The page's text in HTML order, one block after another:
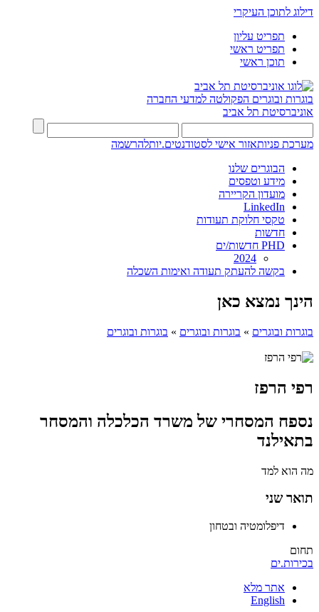
דילוג לתוכן העיקרי
תפריט עליון
תפריט ראשי
תוכן ראשי
בוגרות ובוגרים הפקולטה למדעי החברה
אוניברסיטת תל אביב
מערכת פניותאזור אישי לסטודנטים.יותלהרשמה
הבוגרים שלנו
מידע וטפסים
מועדון הקריירה
LinkedIn
טקסי חלוקת תעודות
חדשות
PHD חדשות/ים
2024
בקשה להעתק תעודה ואימות השכלה
הינך נמצא כאן
בוגרות ובוגרים » בוגרות ובוגרים » בוגרות ובוגרים
רפי הרפז
נספח המסחרי של משרד הכלכלה והמסחר
בתאילנד
מה הוא למד
תואר שני
דיפלומטיה ובטחון
תחום
בכירות.ים
אתר מלא
English